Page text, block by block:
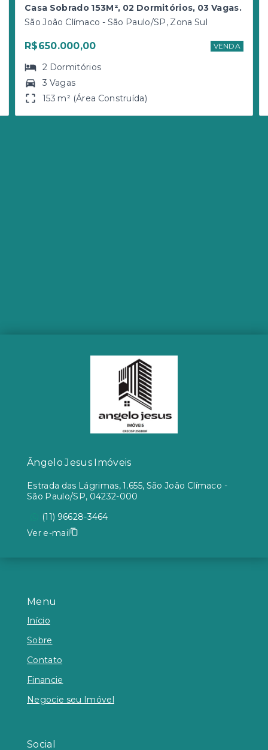
Casa Sobrado 153M², 02 Dormitórios, 03 Vagas.
São João Clímaco - São Paulo/SP, Zona Sul
R$650.000,00 VENDA
2 Dormitórios
3 Vagas
153 m² (Área Construída)
Menu
Início
Sobre
Contato
Financie
Negocie seu Imóvel
Social
Ângelo Jesus Imóveis
Estrada das Lágrimas, 1.655, São João Clímaco -
São Paulo/SP, 04232-000
(11) 96628-3464
Ver e-mail